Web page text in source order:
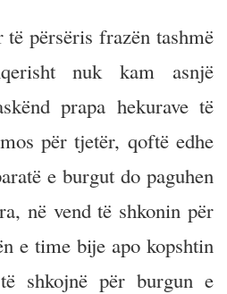
përsëris frazën tashmë
nuk kam asnjë
prapa hekurave të
për tjetër, qoftë edhe
e burgut do paguhen
në vend të shkonin për
e time bije apo kopshtin
shkojnë për burgun e